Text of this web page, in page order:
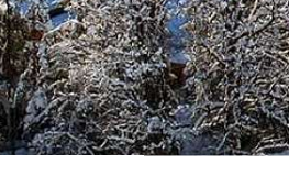
RÉUNIONS ET
ÉVÉNEMENTS
ÉVÉNEMENTS PRIVÉS